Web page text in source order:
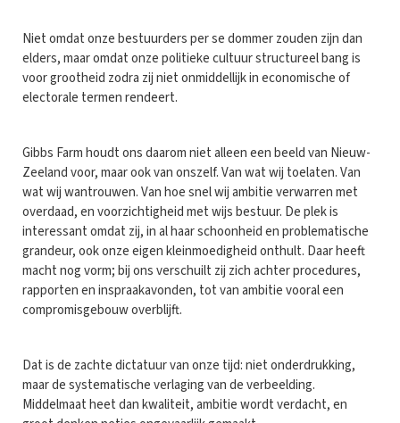
Niet omdat onze bestuurders per se dommer zouden zijn dan
elders, maar omdat onze politieke cultuur structureel bang is
voor grootheid zodra zij niet onmiddellijk in economische of
electorale termen rendeert.
Gibbs Farm houdt ons daarom niet alleen een beeld van Nieuw-
Zeeland voor, maar ook van onszelf. Van wat wij toelaten. Van
wat wij wantrouwen. Van hoe snel wij ambitie verwarren met
overdaad, en voorzichtigheid met wijs bestuur. De plek is
interessant omdat zij, in al haar schoonheid en problematische
grandeur, ook onze eigen kleinmoedigheid onthult. Daar heeft
macht nog vorm; bij ons verschuilt zij zich achter procedures,
rapporten en inspraakavonden, tot van ambitie vooral een
compromisgebouw overblijft.
Dat is de zachte dictatuur van onze tijd: niet onderdrukking,
maar de systematische verlaging van de verbeelding.
Middelmaat heet dan kwaliteit, ambitie wordt verdacht, en